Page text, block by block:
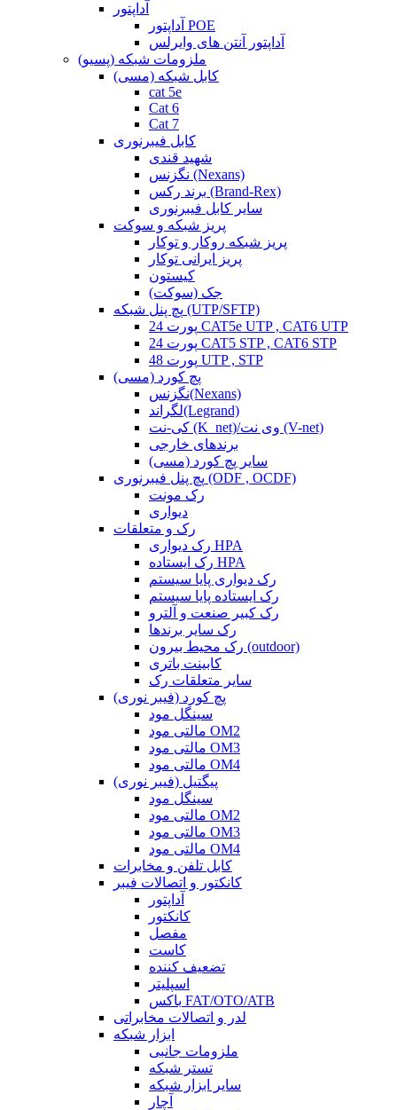
آداپتور
آداپتور POE
آداپتور آنتن های وایرلس
ملزومات شبکه (پسیو)
کابل شبکه (مسی)
cat 5e
Cat 6
Cat 7
کابل فیبرنوری
شهید قندی
نگزنس (Nexans)
برند رکس (Brand-Rex)
سایر کابل فیبرنوری
پریز شبکه و سوکت
پریز شبکه روکار و توکار
پریز ایرانی توکار
کیستون
جک (سوکت)
پچ پنل شبکه (UTP/SFTP)
24 پورت CAT5e UTP , CAT6 UTP
24 پورت CAT5 STP , CAT6 STP
48 پورت UTP , STP
پچ کورد (مسی)
نگزنس(Nexans)
لگراند(Legrand)
کی-نت (K_net)/وی نت (V-net)
برندهای خارجی
سایر پچ کورد (مسی)
پچ پنل فیبرنوری (ODF , OCDF)
رک مونت
دیواری
رک و متعلقات
رک دیواری HPA
رک ایستاده HPA
رک دیواری پایا سیستم
رک ایستاده پایا سیستم
رک کبیر صنعت و آلترو
رک سایر برندها
رک محیط بیرون (outdoor)
کابینت باتری
سایر متعلقات رک
پچ کورد (فیبر نوری)
سینگل مود
مالتی مود OM2
مالتی مود OM3
مالتی مود OM4
پیگتیل (فیبر نوری)
سینگل مود
مالتی مود OM2
مالتی مود OM3
مالتی مود OM4
کابل تلفن و مخابرات
کانکتور و اتصالات فیبر
آداپتور
کانکتور
مفصل
کاست
تضعیف کننده
اسپلیتر
باکس FAT/OTO/ATB
لدر و اتصالات مخابراتی
ابزار شبکه
ملزومات جانبی
تستر شبکه
سایر ابزار شبکه
آچار